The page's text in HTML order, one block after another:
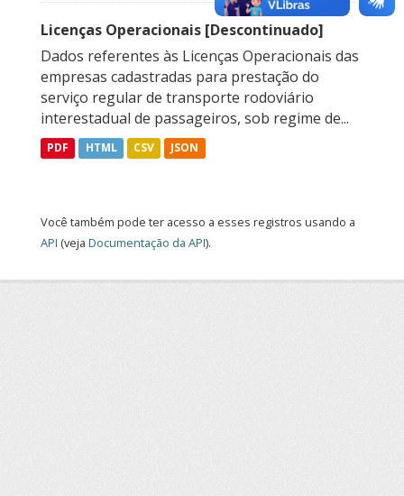
Licenças Operacionais [Descontinuado]
Dados referentes às Licenças Operacionais das
empresas cadastradas para prestação do
serviço regular de transporte rodoviário
interestadual de passageiros, sob regime de...
PDF HTML CSV JSON
Você também pode ter acesso a esses registros usando a
API (veja Documentação da API).